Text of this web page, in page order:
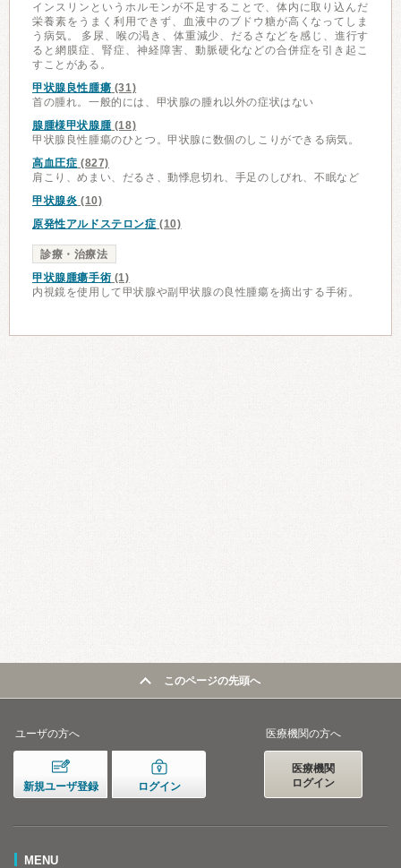
インスリンというホルモンが不足することで、体内に取り込んだ
栄養素をうまく利用できず、血液中のブドウ糖が高くなってしま
う病気。 多尿、喉の渇き、体重減少、だるさなどを感じ、進行す
ると網膜症、腎症、神経障害、動脈硬化などの合併症を引き起こ
すことがある。
甲状腺良性腫瘍 (31)
首の腫れ。一般的には、甲状腺の腫れ以外の症状はない
腺腫様甲状腺腫(18)
甲状腺良性腫瘍のひとつ。甲状腺に数個のしこりができる病気。
高血圧症 (827)
肩こり、めまい、だるさ、動悸息切れ、手足のしびれ、不眠など
甲状腺炎 (10)
原発性アルドステロン症 (10)
診療・治療法
甲状腺腫瘍手術 (1)
内視鏡を使用して甲状腺や副甲状腺の良性腫瘍を摘出する手術。
このページの先頭へ
ユーザの方へ
新規ユーザ登録 ログイン
医療機関の方へ
医療機関
ログイン
MENU